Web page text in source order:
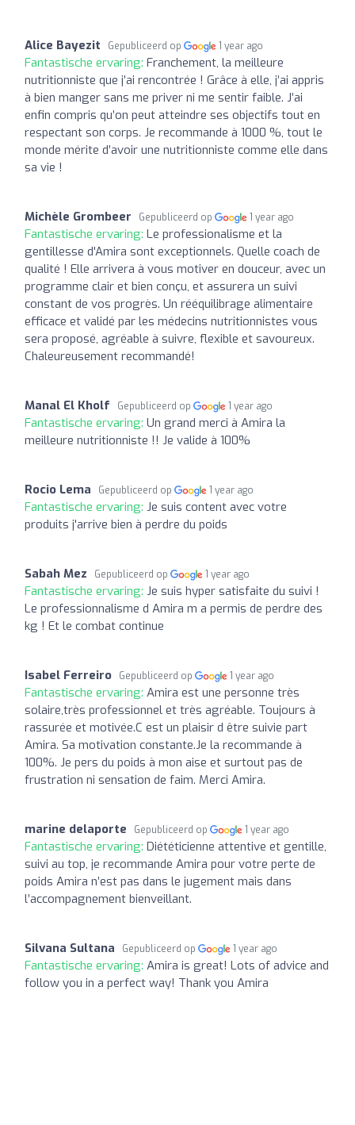
Alice Bayezit Gepubliceerd op 1 year ago
Fantastische ervaring: Franchement, la meilleure
nutritionniste que j’ai rencontrée ! Grâce à elle, j’ai appris
à bien manger sans me priver ni me sentir faible. J’ai
enfin compris qu’on peut atteindre ses objectifs tout en
respectant son corps. Je recommande à 1000 %, tout le
monde mérite d’avoir une nutritionniste comme elle dans
sa vie !
Michèle Grombeer Gepubliceerd op 1 year ago
Fantastische ervaring: Le professionalisme et la
gentillesse d'Amira sont exceptionnels. Quelle coach de
qualité ! Elle arrivera à vous motiver en douceur, avec un
programme clair et bien conçu, et assurera un suivi
constant de vos progrès. Un rééquilibrage alimentaire
efficace et validé par les médecins nutritionnistes vous
sera proposé, agréable à suivre, flexible et savoureux.
Chaleureusement recommandé!
Manal El Kholf Gepubliceerd op 1 year ago
Fantastische ervaring: Un grand merci à Amira la
meilleure nutritionniste !! Je valide à 100%
Rocio Lema Gepubliceerd op 1 year ago
Fantastische ervaring: Je suis content avec votre
produits j'arrive bien à perdre du poids
Sabah Mez Gepubliceerd op 1 year ago
Fantastische ervaring: Je suis hyper satisfaite du suivi !
Le professionnalisme d Amira m a permis de perdre des
kg ! Et le combat continue
Isabel Ferreiro Gepubliceerd op 1 year ago
Fantastische ervaring: Amira est une personne très
solaire,très professionnel et très agréable. Toujours à
rassurée et motivée.C est un plaisir d être suivie part
Amira. Sa motivation constante.Je la recommande à
100%. Je pers du poids à mon aise et surtout pas de
frustration ni sensation de faim. Merci Amira.
marine delaporte Gepubliceerd op 1 year ago
Fantastische ervaring: Diététicienne attentive et gentille,
suivi au top, je recommande Amira pour votre perte de
poids Amira n’est pas dans le jugement mais dans
l’accompagnement bienveillant.
Silvana Sultana Gepubliceerd op 1 year ago
Fantastische ervaring: Amira is great! Lots of advice and
follow you in a perfect way! Thank you Amira